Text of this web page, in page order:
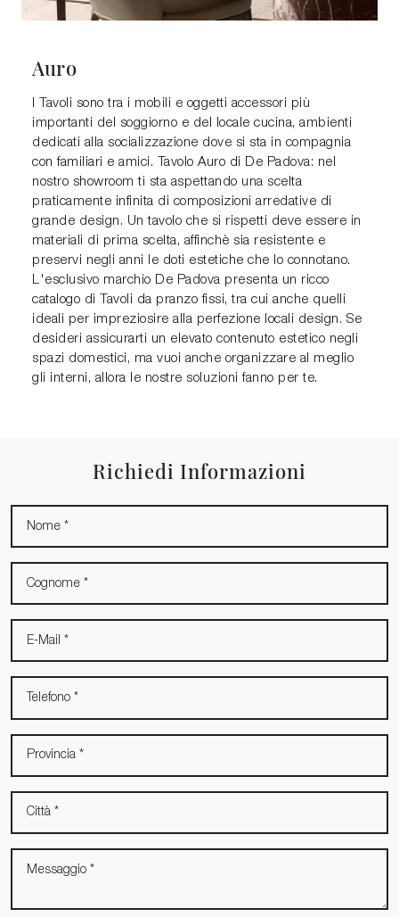
Auro
I Tavoli sono tra i mobili e oggetti accessori più
importanti del soggiorno e del locale cucina, ambienti
dedicati alla socializzazione dove si sta in compagnia
con familiari e amici. Tavolo Auro di De Padova: nel
nostro showroom ti sta aspettando una scelta
praticamente infinita di composizioni arredative di
grande design. Un tavolo che si rispetti deve essere in
materiali di prima scelta, affinchè sia resistente e
preservi negli anni le doti estetiche che lo connotano.
L'esclusivo marchio De Padova presenta un ricco
catalogo di Tavoli da pranzo fissi, tra cui anche quelli
ideali per impreziosire alla perfezione locali design. Se
desideri assicurarti un elevato contenuto estetico negli
spazi domestici, ma vuoi anche organizzare al meglio
gli interni, allora le nostre soluzioni fanno per te.
Richiedi Informazioni